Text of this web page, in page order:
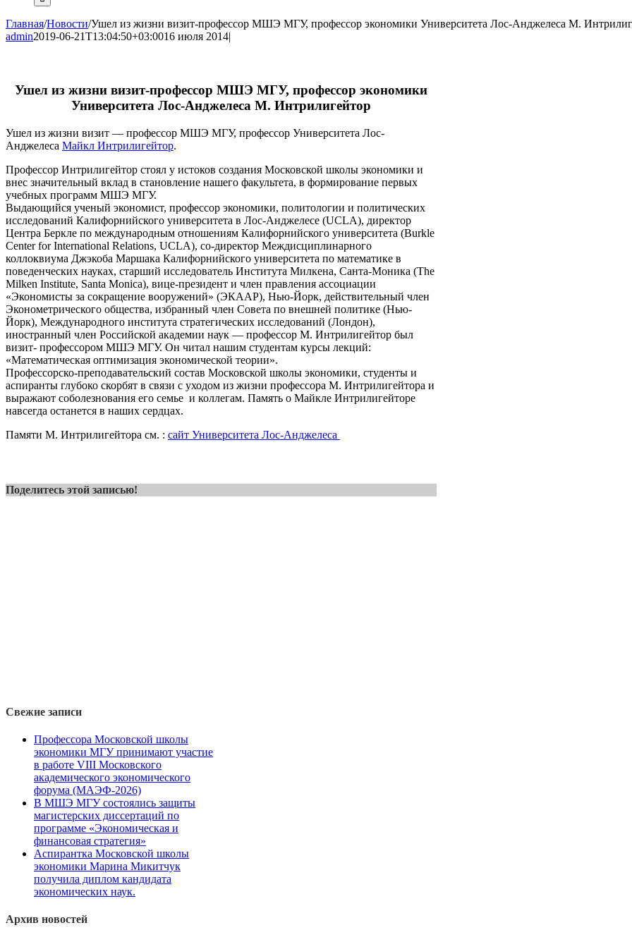
Главная/Новости/Ушел из жизни визит-профессор МШЭ МГУ, профессор экономики Университета Лос-Анджелеса М.
admin2019-06-21T13:04:50+03:0016 июля 2014|
Ушел из жизни визит-профессор МШЭ МГУ, профессор экономики
Университета Лос-Анджелеса М. Интрилигейтор
Ушел из жизни визит — профессор МШЭ МГУ, профессор Университета Лос-
Анджелеса Майкл Интрилигейтор.
Профессор Интрилигейтор стоял у истоков создания Московской школы экономики и
внес значительный вклад в становление нашего факультета, в формирование первых
учебных программ МШЭ МГУ.
Выдающийся ученый экономист, профессор экономики, политологии и политических
исследований Калифорнийского университета в Лос-Анджелесе (UCLA), директор
Центра Беркле по международным отношениям Калифорнийского университета (Burkle
Center for International Relations, UCLA), со-директор Междисциплинарного
коллоквиума Джэкоба Маршака Калифорнийского университета по математике в
поведенческих науках, старший исследователь Института Милкена, Санта-Моника (The
Milken Institute, Santa Monica), вице-президент и член правления ассоциации
«Экономисты за сокращение вооружений» (ЭКААР), Нью-Йорк, действительный член
Эконометрического общества, избранный член Совета по внешней политике (Нью-
Йорк), Международного института стратегических исследований (Лондон),
иностранный член Российской академии наук — профессор М. Интрилигейтор был
визит- профессором МШЭ МГУ. Он читал нашим студентам курсы лекций:
«Математическая оптимизация экономической теории».
Профессорско-преподавательский состав Московской школы экономики, студенты и
аспиранты глубоко скорбят в связи с уходом из жизни профессора М. Интрилигейтора и
выражают соболезнования его семье и коллегам. Память о Майкле Интрилигейторе
навсегда останется в наших сердцах.
Памяти М. Интрилигейтора см. : сайт Университета Лос-Анджелеса
Поделитесь этой записью!
Свежие записи
Профессора Московской школы
экономики МГУ принимают участие
в работе VIII Московского
академического экономического
форума (МАЭФ-2026)
В МШЭ МГУ состоялись защиты
магистерских диссертаций по
программе «Экономическая и
финансовая стратегия»
Аспирантка Московской школы
экономики Марина Микитчук
получила диплом кандидата
экономических наук.
Архив новостей